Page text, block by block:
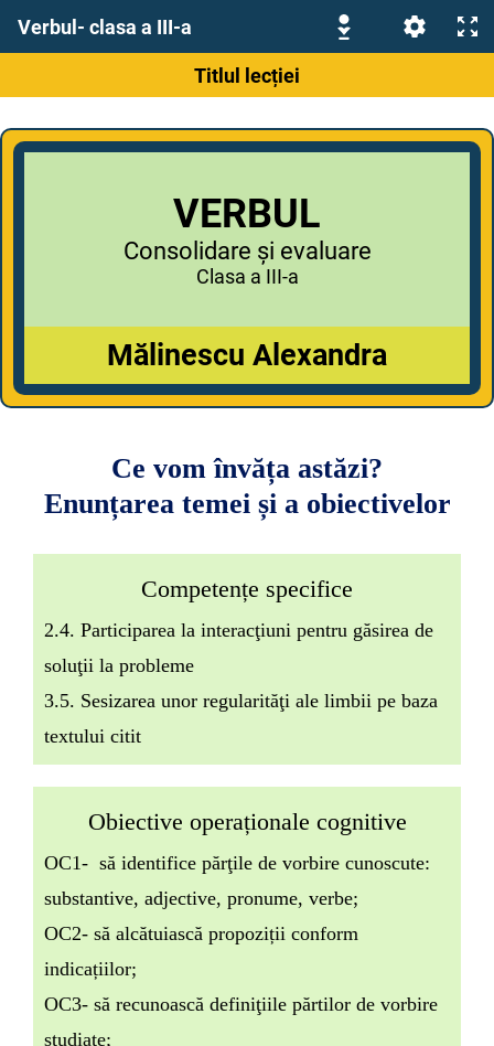
Verbul- clasa a III-a
Titlul lecției
VERBUL
Consolidare și evaluare
Clasa a III-a
Mălinescu Alexandra
Ce vom învăța astăzi?
Enunțarea temei și a obiectivelor
Competențe specifice
2.4. Participarea la interacţiuni pentru găsirea de
soluţii la probleme
3.5. Sesizarea unor regularităţi ale limbii pe baza
textului citit
Obiective operaționale cognitive
OC1- să identifice părţile de vorbire cunoscute:
substantive, adjective, pronume, verbe;
OC2- să alcătuiască propoziții conform
indicațiilor;
OC3- să recunoască definiţiile părtilor de vorbire
studiate;